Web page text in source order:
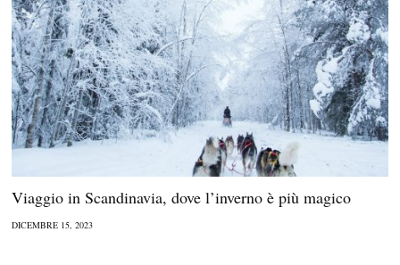
Viaggio in Scandinavia, dove l’inverno è più magico
DICEMBRE 15, 2023